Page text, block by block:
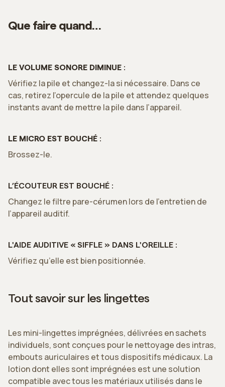
Que faire quand…
LE VOLUME SONORE DIMINUE :
Vérifiez la pile et changez-la si nécessaire. Dans ce
cas, retirez l’opercule de la pile et attendez quelques
instants avant de mettre la pile dans l’appareil.
LE MICRO EST BOUCHÉ :
Brossez-le.
L’ÉCOUTEUR EST BOUCHÉ :
Changez le filtre pare-cérumen lors de l’entretien de
l’appareil auditif.
L'AIDE AUDITIVE « SIFFLE » DANS L'OREILLE :
Vérifiez qu’elle est bien positionnée.
Tout savoir sur les lingettes
Les mini-lingettes imprégnées, délivrées en sachets
individuels, sont conçues pour le nettoyage des intras,
embouts auriculaires et tous dispositifs médicaux. La
lotion dont elles sont imprégnées est une solution
compatible avec tous les matériaux utilisés dans le